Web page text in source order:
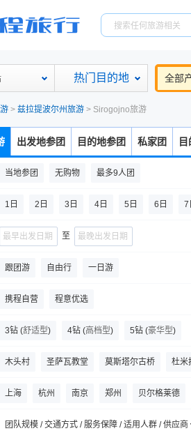
热门目的地 全部
> 兹拉提波尔州旅游 > Sirogojno旅游
出发地参团 目的地参团 私家团
当地参团 无购物 最多9人团
1日 2日 3日 4日 5日 6日 7
至
跟团游 自由行 一日游
携程自营 程意优选
3钻 (舒适型) 4钻 (高档型) 5钻 (豪华型)
木头村 圣萨瓦教堂 莫斯塔尔古桥 杜米
黄色堡垒 米哈伊洛大公街 杜德维卡塔拉大
上海 杭州 南京 郑州 贝尔格莱德
团队规模 / 交通方式 / 服务保障 / 适用人群 / 供应商